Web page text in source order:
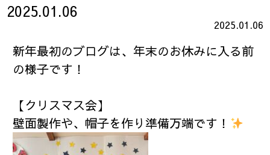
2025.01.06
2025.01.06
新年最初のブログは、年末のお休みに入る前
の様子です！
【クリスマス会】
壁面製作や、帽子を作り準備万端です！